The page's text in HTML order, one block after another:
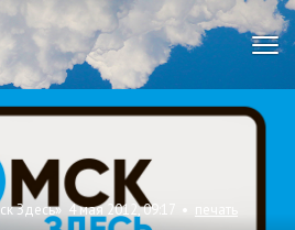
Здесь» 4 мая 2012, 09:17 • печать